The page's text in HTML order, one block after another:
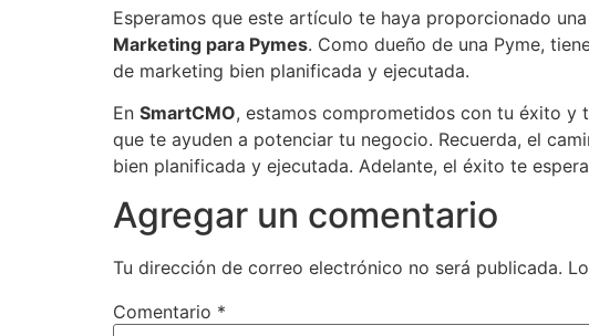
Esperamos que este artículo te haya proporcionado
Marketing para Pymes. Como dueño de una Pyme,
de marketing bien planificada y ejecutada.
En SmartCMO, estamos comprometidos con tu éxito y
que te ayuden a potenciar tu negocio. Recuerda, el
bien planificada y ejecutada. Adelante, el éxito te
Agregar un comentario
Tu dirección de correo electrónico no será publicada.
Comentario *